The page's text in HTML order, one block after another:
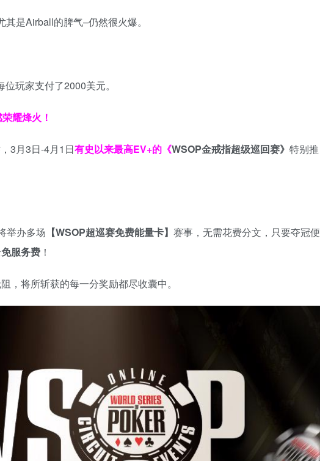
是Airball的脾气–仍然很火爆。
玩家支付了2000美元。
耀烽火！
3月3日-4月1日有史以来最高EV+的《WSOP金戒指超级巡回赛》 特别推
举办多场 【WSOP超巡赛免费能量卡】 赛事，无需花费分文，只要夺冠便
免服务费 ！
，将所斩获的每一分奖励都尽收囊中。